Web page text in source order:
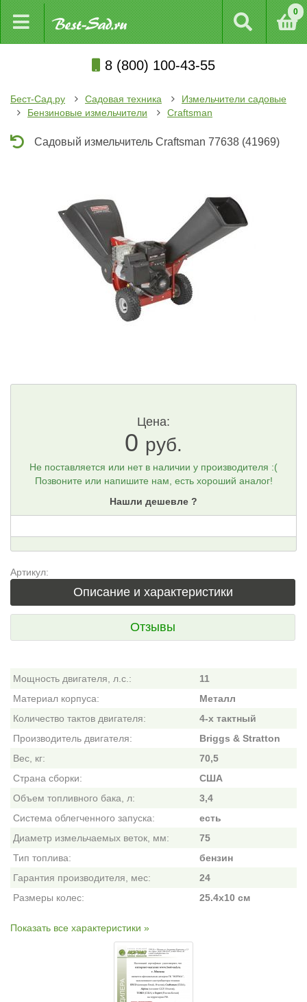
0
8 (800) 100-43-55
Бест-Сад.ру Садовая техника
Измельчители садовые
Бензиновые измельчители
Craftsman
Садовый измельчитель Craftsman 77638 (41969)
Цена:
0 руб.
Не поставляется или нет в наличии у производителя :(
Позвоните или напишите нам, есть хороший аналог!
Нашли дешевле ?
Артикул:
Описание и характеристики
Отзывы
Мощность двигателя, л.с.:
11
Материал корпуса:
Металл
Количество тактов двигателя:
4-х тактный
Производитель двигателя:
Briggs & Stratton
Вес, кг:
70,5
Страна сборки:
США
Объем топливного бака, л:
3,4
Система облегченного запуска:
есть
Диаметр измельчаемых веток, мм:
75
Тип топлива:
бензин
Гарантия производителя, мес:
24
Размеры колес:
25.4x10 см
Показать все характеристики »